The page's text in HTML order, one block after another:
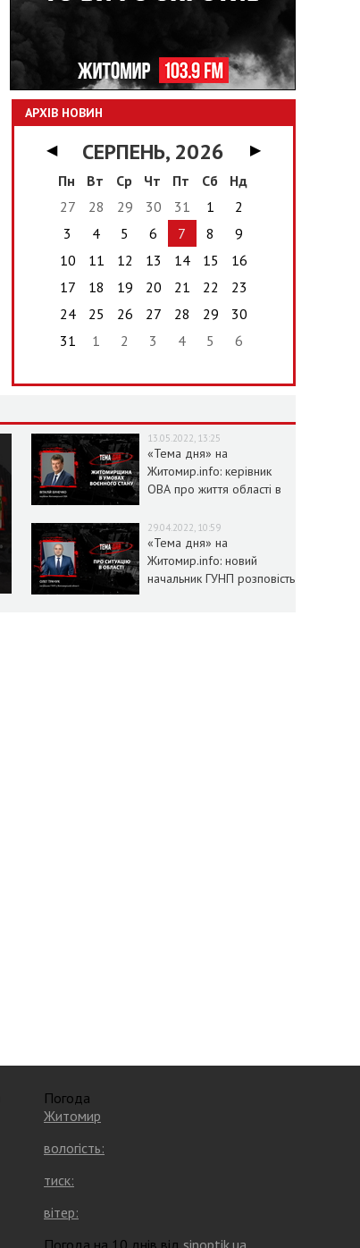
АРХІВ НОВИН
◀ СЕРПЕНЬ, 2026
▶
Пн
Вт Ср Чт Пт Сб
Нд
27
28 29 30 31 1
2
3
4 5 6 7 8
9
10
11 12 13 14 15
16
17
18 19 20 21 22
23
24
25 26 27 28 29
30
31
1 2 3 4 5 6
13.05.2022, 13:25
«Тема дня» на
Житомир.info: керівник
ОВА про життя області в
29.04.2022, 10:59
«Тема дня» на
Житомир.info: новий
начальник ГУНП розповість
Погода
Житомир
вологість:
тиск:
вітер:
Погода на 10 днів від sinoptik.ua